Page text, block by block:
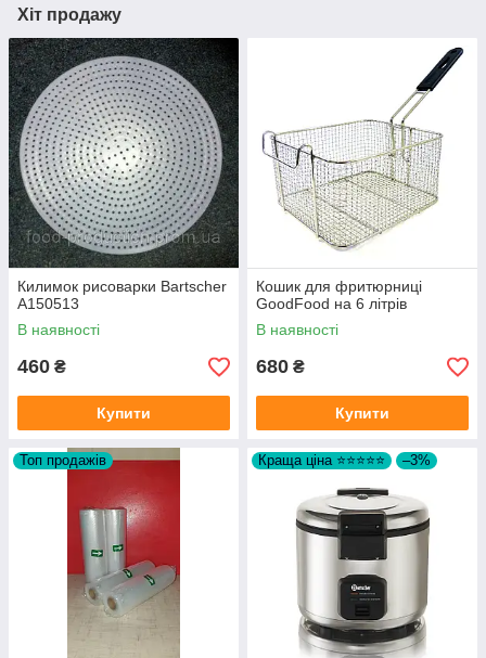
Хіт продажу
Килимок рисоварки Bartscher
А150513
В наявності
460 ₴
Купити
Кошик для фритюрниці
GoodFood на 6 літрів
В наявності
680 ₴
Купити
Топ продажів Краща ціна ⭐⭐⭐⭐⭐ –3%